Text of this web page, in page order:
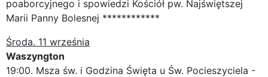
poaborcyjnego i spowiedzi Kościół pw. Najświętszej
Marii Panny Bolesnej ************
Środa. 11 września
Waszyngton
19:00. Msza św. i Godzina Święta u Św. Pocieszyciela -